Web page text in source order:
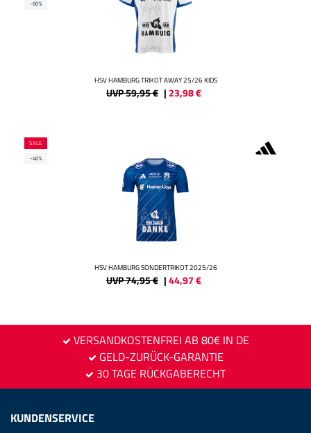
-60%
HSV HAMBURG TRIKOT AWAY 25/26 KIDS
UVP 59,95 € |23,98€
SALE
-40%
HSV HAMBURG SONDERTRIKOT 2025/26
UVP 74,95 € |44,97€
VERSANDKOSTENFREI AB 80€ IN DE
GELD-ZURÜCK-GARANTIE
30 TAGE RÜCKGABERECHT
KUNDENSERVICE